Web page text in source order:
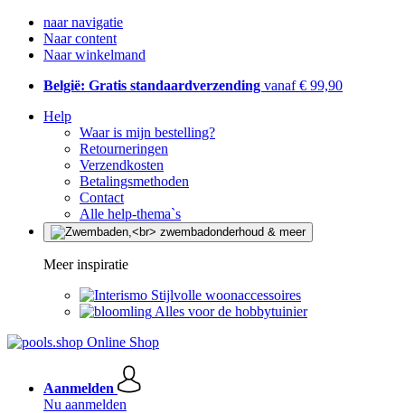
naar navigatie
Naar content
Naar winkelmand
België: Gratis standaardverzending vanaf € 99,90
Help
Waar is mijn bestelling?
Retourneringen
Verzendkosten
Betalingsmethoden
Contact
Alle help-thema`s
Meer inspiratie
Stijlvolle woonaccessoires
Alles voor de hobbytuinier
Aanmelden
Nu aanmelden